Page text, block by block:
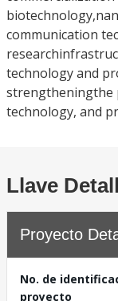
communication
technology and
strengtheningthe
technology, and
Llave
Proyecto
No. de
proyecto